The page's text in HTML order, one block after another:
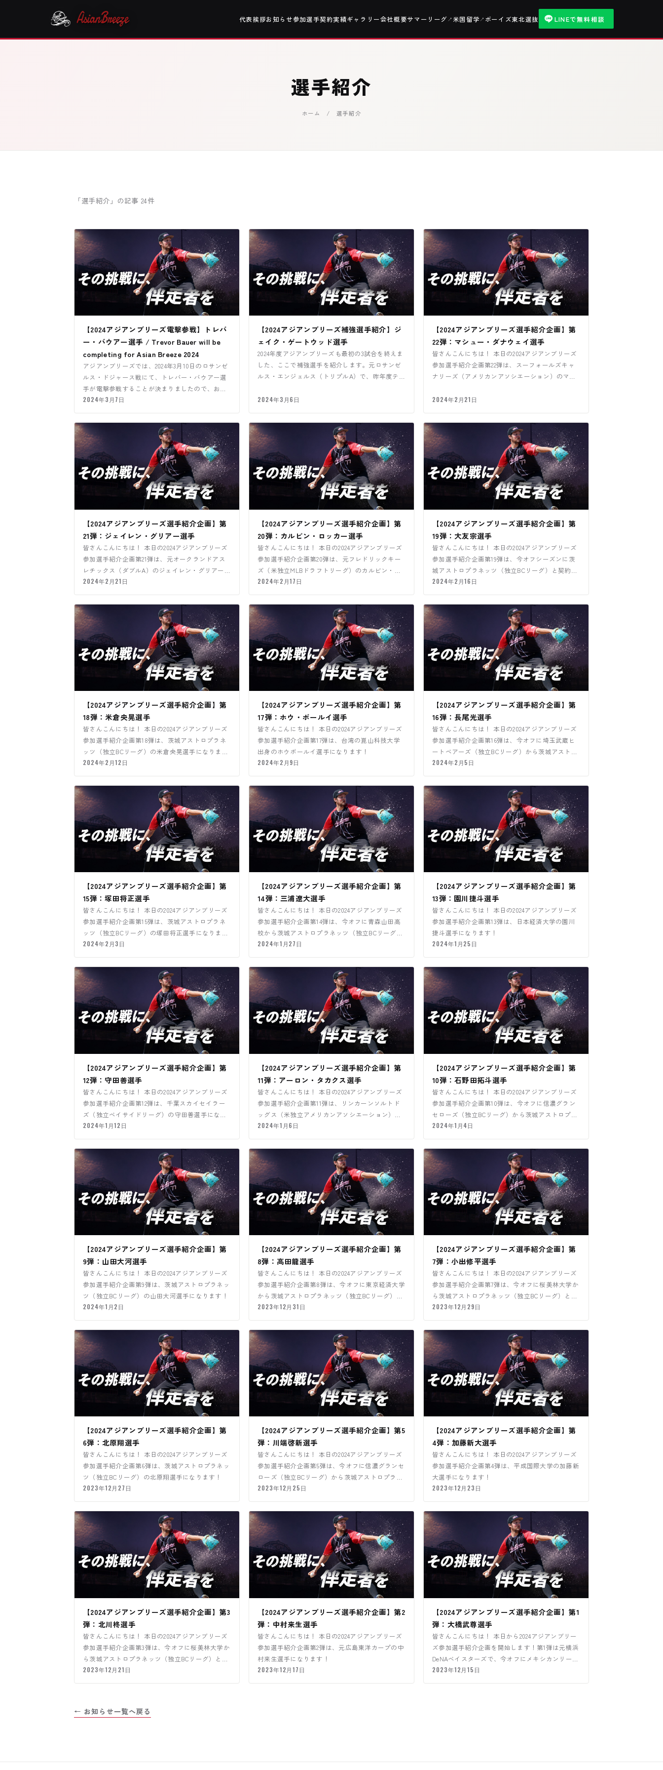
代表挨拶お知らせ参加選手契約実績ギャラリー会社概要サマーリーグ ↗ 米国留学 ↗ ボーイズ東北選抜 LINEで無料相談
選手紹介
ホーム / 選手紹介
「選手紹介」の記事 24件
【2024アジアンブリーズ電撃参戦】トレバ
ー・バウアー選手 / Trevor Bauer will be
completing for Asian Breeze 2024
アジアンブリーズでは、2024年3月10日のロサンゼ
ルス・ドジャース戦にて、トレバー・バウアー選
手が電撃参戦することが決まりましたので、お知
らせ致します。
2024年3月7日
【2024アジアンブリーズ補強選手紹介】ジ
ェイク・ゲートウッド選手
2024年度アジアンブリーズも最初の3試合を終えま
した、ここで補強選手を紹介します。元ロサンゼ
ルス・エンジェルス（トリプルA）で、昨年度テコ
2024年3月6日
【2024アジアンブリーズ選手紹介企画】第
22弾：マシュー・ダナウェイ選手
皆さんこんにちは！ 本日の2024アジアンブリーズ
参加選手紹介企画第22弾は、スーフォールズキャ
ナリーズ（アメリカンアソシエーション）のマシ
2024年2月21日
【2024アジアンブリーズ選手紹介企画】第
21弾：ジェイレン・グリアー選手
皆さんこんにちは！ 本日の2024アジアンブリーズ
参加選手紹介企画第21弾は、元オークランドアス
レチックス（ダブルA）のジェイレン・グリアー選
手になります！
2024年2月21日
【2024アジアンブリーズ選手紹介企画】第
20弾：カルビン・ロッカー選手
皆さんこんにちは！ 本日の2024アジアンブリーズ
参加選手紹介企画第20弾は、元フレドリックキー
ズ（米独立MLBドラフトリーグ）のカルビン・ロ
ッカー選手になりま…
2024年2月17日
【2024アジアンブリーズ選手紹介企画】第
19弾：大友宗選手
皆さんこんにちは！ 本日の2024アジアンブリーズ
参加選手紹介企画第19弾は、今オフシーズンに茨
城アストロプラネッツ（独立BCリーグ）と契約し
た大友宗選手になり…
2024年2月16日
【2024アジアンブリーズ選手紹介企画】第
18弾：米倉央晃選手
皆さんこんにちは！ 本日の2024アジアンブリーズ
参加選手紹介企画第18弾は、茨城アストロプラネ
ッツ（独立BCリーグ）の米倉央晃選手になりま
す！
2024年2月12日
【2024アジアンブリーズ選手紹介企画】第
17弾：ホウ・ボールイ選手
皆さんこんにちは！ 本日の2024アジアンブリーズ
参加選手紹介企画第17弾は、台湾の崑山科技大学
出身のホウボールイ選手になります！
2024年2月9日
【2024アジアンブリーズ選手紹介企画】第
16弾：長尾光選手
皆さんこんにちは！ 本日の2024アジアンブリーズ
参加選手紹介企画第16弾は、今オフに埼玉武蔵ヒ
ートベアーズ（独立BCリーグ）から茨城アストロ
プラネッツ（独立B…
2024年2月5日
【2024アジアンブリーズ選手紹介企画】第
15弾：塚田将正選手
皆さんこんにちは！ 本日の2024アジアンブリーズ
参加選手紹介企画第15弾は、茨城アストロプラネ
ッツ（独立BCリーグ）の塚田将正選手になりま
す！
2024年2月3日
【2024アジアンブリーズ選手紹介企画】第
14弾：三浦遼大選手
皆さんこんにちは！ 本日の2024アジアンブリーズ
参加選手紹介企画第14弾は、今オフに青森山田高
校から茨城アストロプラネッツ（独立BCリーグ）
と契約した三浦遼大…
2024年1月27日
【2024アジアンブリーズ選手紹介企画】第
13弾：園川捷斗選手
皆さんこんにちは！ 本日の2024アジアンブリーズ
参加選手紹介企画第13弾は、日本経済大学の園川
捷斗選手になります！
2024年1月25日
【2024アジアンブリーズ選手紹介企画】第
12弾：守田善選手
皆さんこんにちは！ 本日の2024アジアンブリーズ
参加選手紹介企画第12弾は、千葉スカイセイラー
ズ（独立ベイサイドリーグ）の守田善選手になり
ます！
2024年1月12日
【2024アジアンブリーズ選手紹介企画】第
11弾：アーロン・タカクス選手
皆さんこんにちは！ 本日の2024アジアンブリーズ
参加選手紹介企画第11弾は、リンカーンソルトド
ッグス（米独立アメリカンアソシエーション）の
アーロンタカクス選手…
2024年1月6日
【2024アジアンブリーズ選手紹介企画】第
10弾：石野田拓斗選手
皆さんこんにちは！ 本日の2024アジアンブリーズ
参加選手紹介企画第10弾は、今オフに信濃グラン
セローズ（独立BCリーグ）から茨城アストロプラ
ネッツ（独立BCリ…
2024年1月4日
【2024アジアンブリーズ選手紹介企画】第
9弾：山田大河選手
皆さんこんにちは！ 本日の2024アジアンブリーズ
参加選手紹介企画第9弾は、茨城アストロプラネッ
ツ（独立BCリーグ）の山田大河選手になります！
2024年1月2日
【2024アジアンブリーズ選手紹介企画】第
8弾：高田龍選手
皆さんこんにちは！ 本日の2024アジアンブリーズ
参加選手紹介企画第8弾は、今オフに東京経済大学
から茨城アストロプラネッツ（独立BCリーグ）と
契約した高田龍選手…
2023年12月31日
【2024アジアンブリーズ選手紹介企画】第
7弾：小出修平選手
皆さんこんにちは！ 本日の2024アジアンブリーズ
参加選手紹介企画第7弾は、今オフに桜美林大学か
ら茨城アストロプラネッツ（独立BCリーグ）と契
約した小出修平選手…
2023年12月29日
【2024アジアンブリーズ選手紹介企画】第
6弾：北原翔選手
皆さんこんにちは！ 本日の2024アジアンブリーズ
参加選手紹介企画第6弾は、茨城アストロプラネッ
ツ（独立BCリーグ）の北原翔選手になります！
2023年12月27日
【2024アジアンブリーズ選手紹介企画】第5
弾：川端啓新選手
皆さんこんにちは！ 本日の2024アジアンブリーズ
参加選手紹介企画第5弾は、今オフに信濃グランセ
ローズ（独立BCリーグ）から茨城アストロプラネ
ッツ（独立BCリー…
2023年12月25日
【2024アジアンブリーズ選手紹介企画】第
4弾：加藤新大選手
皆さんこんにちは！ 本日の2024アジアンブリーズ
参加選手紹介企画第4弾は、平成国際大学の加藤新
大選手になります！
2023年12月23日
【2024アジアンブリーズ選手紹介企画】第3
弾：北川柊選手
皆さんこんにちは！ 本日の2024アジアンブリーズ
参加選手紹介企画第3弾は、今オフに桜美林大学か
ら茨城アストロプラネッツ（独立BCリーグ）と契
約した北川柊選手に…
2023年12月21日
【2024アジアンブリーズ選手紹介企画】第2
弾：中村来生選手
皆さんこんにちは！ 本日の2024アジアンブリーズ
参加選手紹介企画第2弾は、元広島東洋カープの中
村来生選手になります！
2023年12月17日
【2024アジアンブリーズ選手紹介企画】第1
弾：大橋武尊選手
皆さんこんにちは！ 本日から2024アジアンブリー
ズ参加選手紹介企画を開始します！第1弾は元横浜
DeNAベイスターズで、今オフにメキシカンリーグ
のアグアスカリエ…
2023年12月15日
← お知らせ一覧へ戻る